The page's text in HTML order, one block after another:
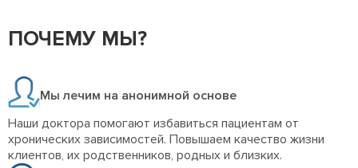
ПОЧЕМУ МЫ?
Мы лечим на анонимной основе
Наши доктора помогают избавиться пациентам от
хронических зависимостей. Повышаем качество жизни
клиентов, их родственников, родных и близких.